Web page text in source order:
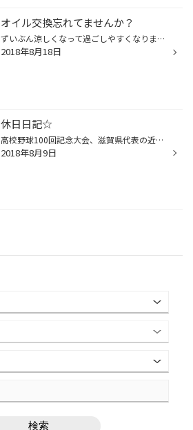
オイル交換忘れてませんか？
ずいぶん涼しくなって過ごしやすくなりましたが、 気象庁の情報によりますと、来週には暑さが戻ってくるようです・・・ どうも！田邉です！ それにしても今年の高校野球は盛り上がってますね(#^^#) どのチームも頑張ってほしいですね！ さて、お盆休みにお車でお出かけされた方もたくさんおられると...
2018年8月18日
休日日記☆
高校野球100回記念大会、滋賀県代表の近江高校ですが、 智辯和歌山との試合、見事勝ちましたね(#^^#) 次の試合も強豪校の前橋育英との戦いですので、見逃せませんね！ どうも！田邉です！ 先日、お休みを頂きまして、知り合いが大阪でやっているフレンチのお店に行ってきました！ 本格的なコース料...
2018年8月9日